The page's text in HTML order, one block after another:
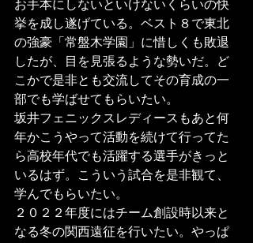
お手本にしないといけないくらいの快
挙を成し遂げている。ベスト８で東北
の強豪「常盤木学園」に惜しくも敗退
したが、目を見張るような勢いだ。ど
こかで是非とも交流してその育成の一
部でも学ばせてもらいたい。
坂井フェニックスレディースもあと何
年かこうやって活動を続けて行ってた
ら高校年代でも活躍する選手がきっと
いるはず。こういう試合を是非観て、
学んでもらいたい。
２０２２年度にはチーム創設時以来と
なる冬の関西遠征を行いたい。やっぱ